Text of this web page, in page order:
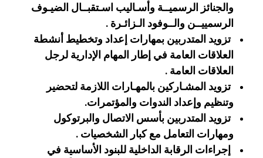
والجنائز الرسميــة وأسـاليب اسـتقبــال الضيـوف
الرسمييــن والــوفود الـزائـرة .
تزويد المتدربين بمهارات إعداد وتخطيط أنشطة
العلاقات العامة في إطار المهام الإدارية لرجل
العلاقات العامة .
تزويد المشـاركين بالمهـارات اللازمة لتحضير
وتنظيم وإعداد الندوات والمؤتمرات.
تزويد المتدربين بأسس الاتصال والبرتوكول
ومهارات التعامل مع كبار الشخصيات .
إجراءات الرقابة الداخلية للبنود الأساسية في